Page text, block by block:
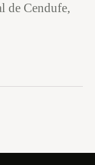
de Cendufe,